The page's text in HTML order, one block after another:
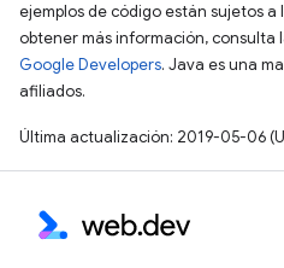
ejemplos de código están sujetos a
obtener más información, consulta
Google Developers. Java es una
afiliados.
Última actualización: 2019-05-06